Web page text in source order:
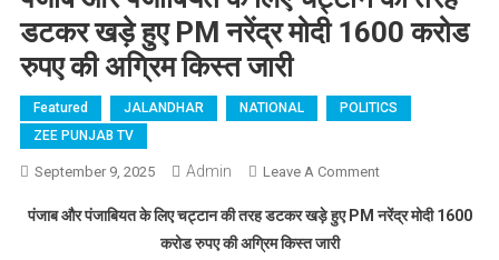
डटकर खड़े हुए PM नरेंद्र मोदी 1600 करोड
रुपए की अग्रिम किस्त जारी
Featured JALANDHAR NATIONAL
POLITICS
ZEE PUNJAB TV
September 9, 2025 Admin Leave A CommentOn पंजाब और
चट्टान की तरह
पंजाब और पंजाबियत के लिए चट्टान की तरह डटकर खड़े हुए PM नरेंद्र मोदी 1600
करोड रुपए की अग्रिम किस्त जारी